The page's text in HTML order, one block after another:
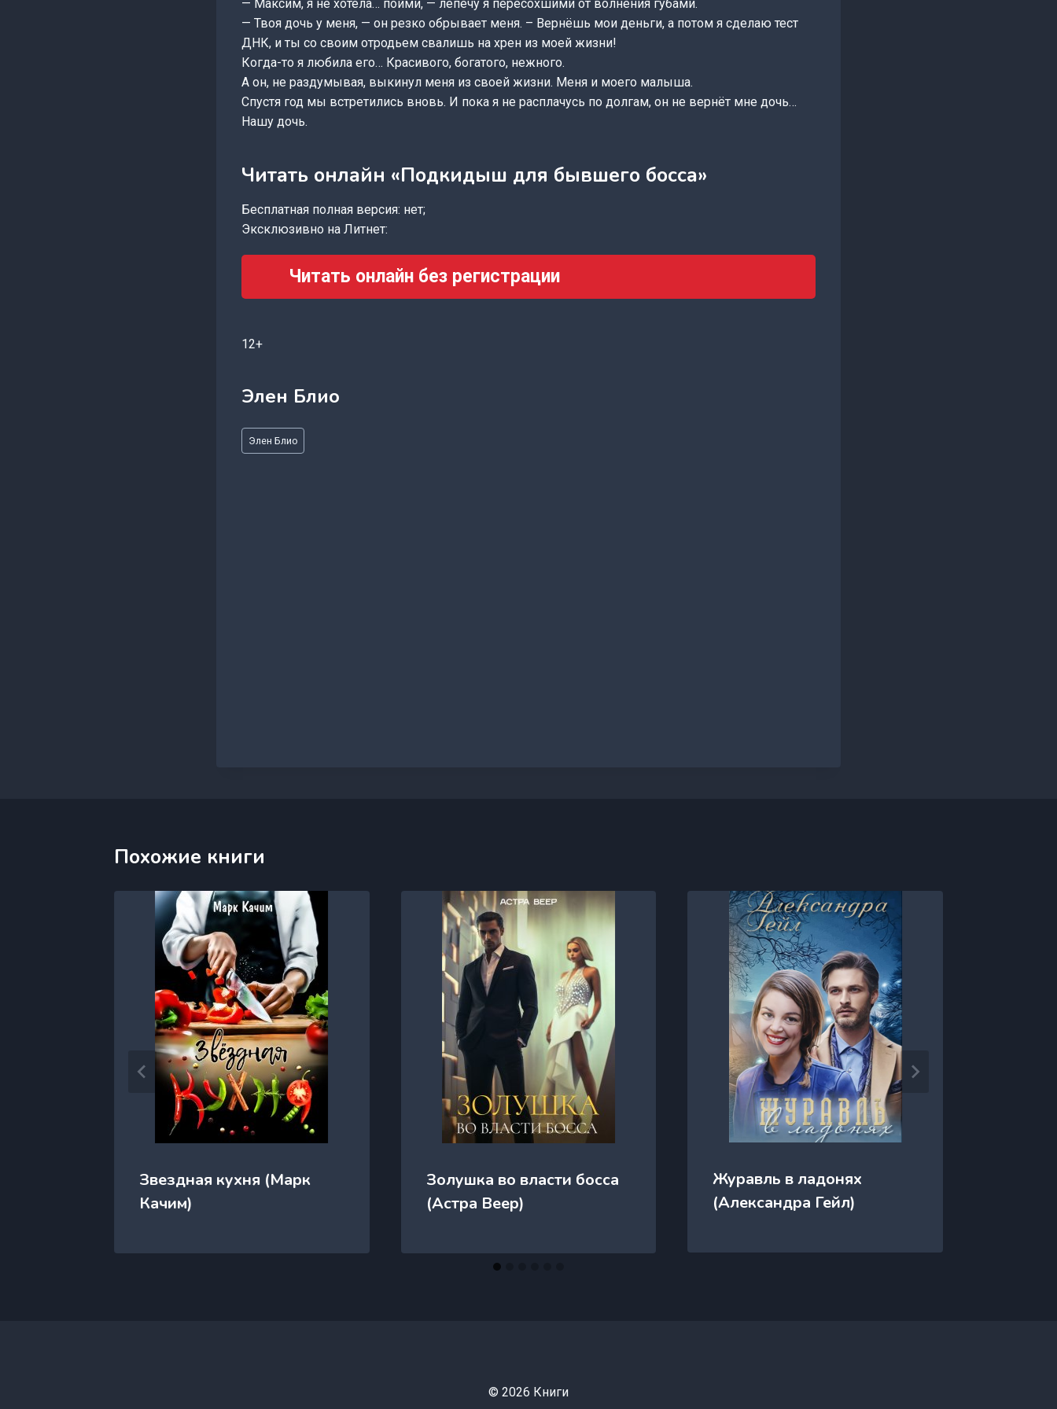
— Максим, я не хотела… пойми, — лепечу я пересохшими от волнения губами.
— Твоя дочь у меня, — он резко обрывает меня. – Вернёшь мои деньги, а потом я сделаю тест
ДНК, и ты со своим отродьем свалишь на хрен из моей жизни!
Когда-то я любила его… Красивого, богатого, нежного.
А он, не раздумывая, выкинул меня из своей жизни. Меня и моего малыша.
Спустя год мы встретились вновь. И пока я не расплачусь по долгам, он не вернёт мне дочь…
Нашу дочь.
Читать онлайн «Подкидыш для бывшего босса»
Бесплатная полная версия: нет;
Эксклюзивно на Литнет:
Читать онлайн без регистрации
12+
Элен Блио
Метки
записи:
Элен Блио
Похожие книги
Звездная кухня (Марк
Качим)
Золушка во власти босса
(Астра Веер)
Журавль в ладонях
(Александра Гейл)
© 2026 Книги